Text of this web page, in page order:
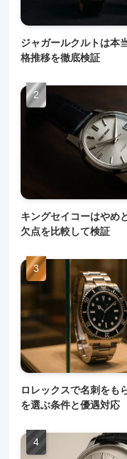
ジャガールクルトは本
格推移を徹底検証
キングセイコーはやめ
欠点を比較して検証
ロレックスで名刺をも
を選ぶ条件と優遇対応